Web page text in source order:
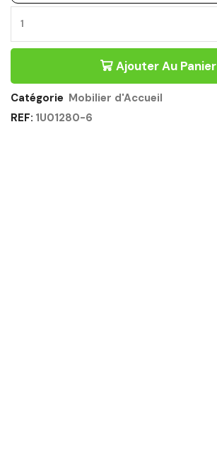
Ajouter Au Panier
Catégorie Mobilier d'Accueil
REF: 1U01280-6